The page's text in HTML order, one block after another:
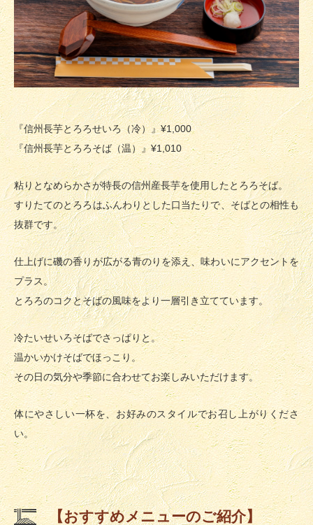
『信州長芋とろろせいろ（冷）』¥1,000
『信州長芋とろろそば（温）』¥1,010
粘りとなめらかさが特長の信州産長芋を使用したとろろそば。
すりたてのとろろはふんわりとした口当たりで、そばとの相性も
抜群です。
仕上げに磯の香りが広がる青のりを添え、味わいにアクセントを
プラス。
とろろのコクとそばの風味をより一層引き立てています。
冷たいせいろそばでさっぱりと。
温かいかけそばでほっこり。
その日の気分や季節に合わせてお楽しみいただけます。
体にやさしい一杯を、お好みのスタイルでお召し上がりくださ
い。
【おすすめメニューのご紹介】